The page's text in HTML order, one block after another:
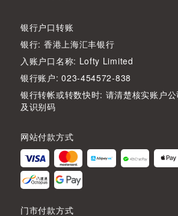
银行户口转账
银行: 香港上海汇丰银行
入账户口名称: Lofty Limited
银行账户: 023-454572-838
银行转帐或转数快时: 请清楚核实账户
及识别码
网站付款方式
门市付款方式